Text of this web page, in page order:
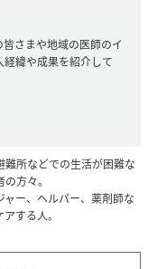
さまや地域の医師のイ
緯や成果を紹介して
所などでの生活が困難な
方々。
ー、ヘルパー、薬剤師な
する人。